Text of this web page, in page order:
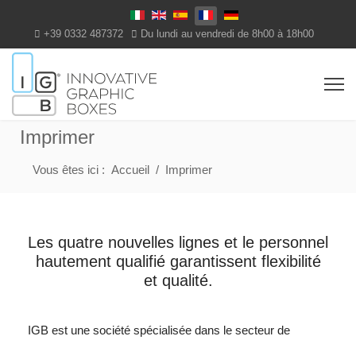
Select your language
+39 0332 487372 Du lundi au vendredi de 8h00 à 18h00
Imprimer
Vous êtes ici : Accueil Imprimer
Les quatre nouvelles lignes et le personnel
hautement qualifié garantissent flexibilité
et qualité.
IGB est une société spécialisée dans le secteur de